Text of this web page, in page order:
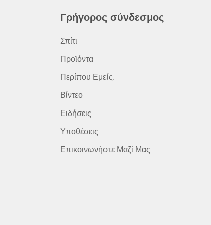
Γρήγορος σύνδεσμος
Σπίτι
Προϊόντα
Περίπου Εμείς.
Βίντεο
Ειδήσεις
Υποθέσεις
Επικοινωνήστε Μαζί Μας